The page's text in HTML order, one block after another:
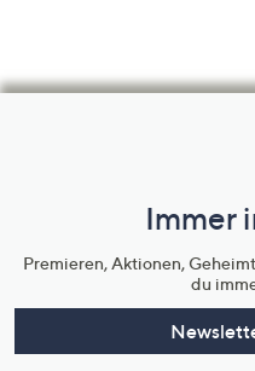
Immer
Premieren, Aktionen,
du